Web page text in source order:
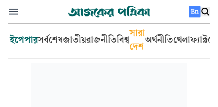
En
ইপেপারসর্বশেষজাতীয়রাজনীতিবিশ্ব
সারা
দেশ
অর্থনীতিখেলা